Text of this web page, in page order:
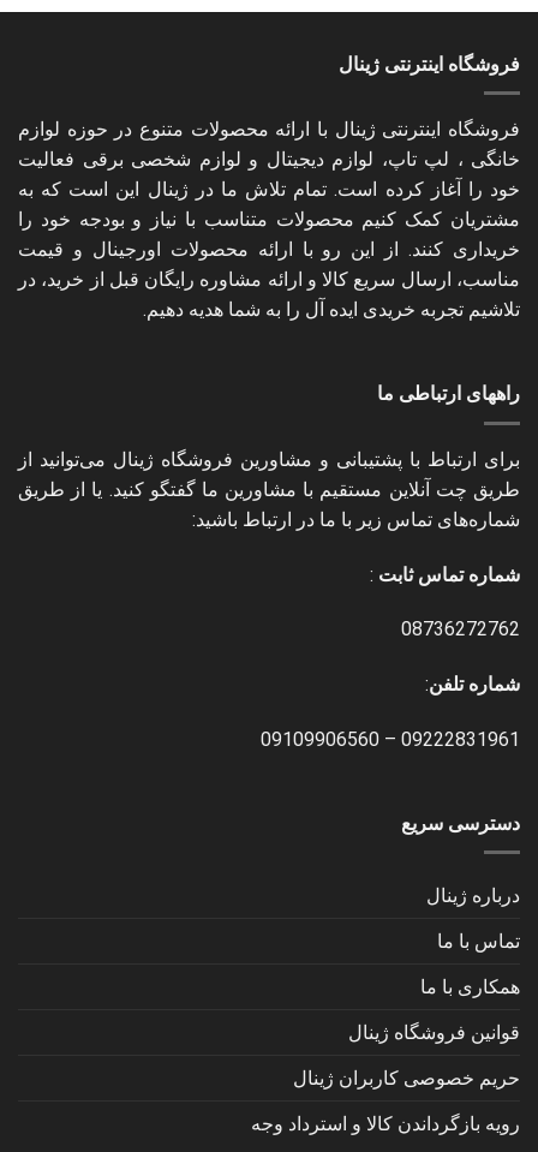
فروشگاه اینترنتی ژینال
فروشگاه اینترنتی ژینال با ارائه محصولات متنوع در حوزه لوازم
خانگی ، لپ تاپ، لوازم دیجیتال و لوازم شخصی برقی فعالیت
خود را آغاز کرده است. تمام تلاش ما در ژینال این است که به
مشتریان کمک کنیم محصولات متناسب با نیاز و بودجه خود را
خریداری کنند. از این رو با ارائه محصولات اورجینال و قیمت
مناسب، ارسال سریع کالا و ارائه مشاوره رایگان قبل از خرید، در
تلاشیم تجربه خریدی ایده آل را به شما هدیه دهیم.
راههای ارتباطی ما
برای ارتباط با پشتیبانی و مشاورین فروشگاه ژینال می‌توانید از
طریق چت آنلاین مستقیم با مشاورین ما گفتگو کنید. یا از طریق
شماره‌های تماس زیر با ما در ارتباط باشید:
شماره تماس ثابت :
08736272762
شماره تلفن:
09222831961
–
09109906560
دسترسی سریع
درباره ژینال
تماس با ما
همکاری با ما
قوانین فروشگاه ژینال
حریم خصوصی کاربران ژینال
رویه بازگرداندن کالا و استرداد وجه